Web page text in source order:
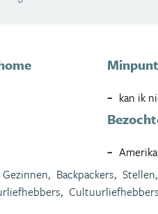
kan ik
Amerika
Gezinnen, Backpackers, Stellen,
Cultuurliefhebbers